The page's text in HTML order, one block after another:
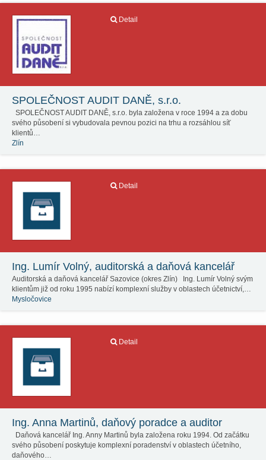
Detail
SPOLEČNOST AUDIT DANĚ, s.r.o.
SPOLEČNOST AUDIT DANĚ, s.r.o. byla založena v roce 1994 a za dobu
svého působení si vybudovala pevnou pozici na trhu a rozsáhlou síť
klientů…
Zlín
Detail
Ing. Lumír Volný, auditorská a daňová kancelář
Auditorská a daňová kancelář Sazovice (okres Zlín) Ing. Lumír Volný svým
klientům již od roku 1995 nabízí komplexní služby v oblastech účetnictví,…
Mysločovice
Detail
Ing. Anna Martinů, daňový poradce a auditor
Daňová kancelář Ing. Anny Martinů byla založena roku 1994. Od začátku
svého působení poskytuje komplexní poradenství v oblastech účetního,
daňového…